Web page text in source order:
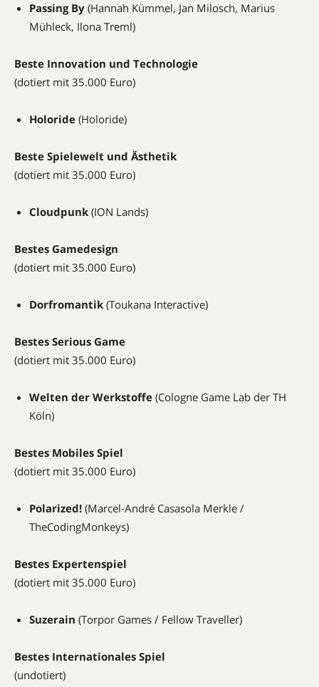
Passing By (Hannah Kümmel, Jan Milosch, Marius
Mühleck, Ilona Treml)
Beste Innovation und Technologie
(dotiert mit 35.000 Euro)
Holoride (Holoride)
Beste Spielewelt und Ästhetik
(dotiert mit 35.000 Euro)
Cloudpunk (ION Lands)
Bestes Gamedesign
(dotiert mit 35.000 Euro)
Dorfromantik (Toukana Interactive)
Bestes Serious Game
(dotiert mit 35.000 Euro)
Welten der Werkstoffe (Cologne Game Lab der TH
Köln)
Bestes Mobiles Spiel
(dotiert mit 35.000 Euro)
Polarized! (Marcel-André Casasola Merkle /
TheCodingMonkeys)
Bestes Expertenspiel
(dotiert mit 35.000 Euro)
Suzerain (Torpor Games / Fellow Traveller)
Bestes Internationales Spiel
(undotiert)